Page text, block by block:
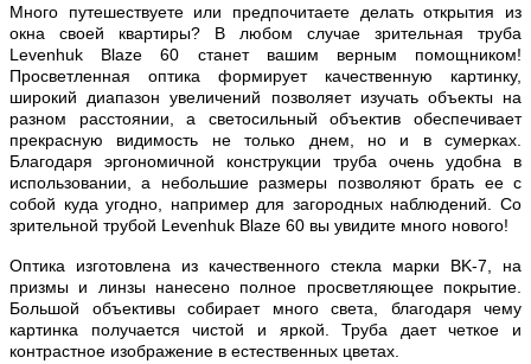
Много путешествуете или предпочитаете делать открытия из
окна своей квартиры? В любом случае зрительная труба
Levenhuk Blaze 60 станет вашим верным помощником!
Просветленная оптика формирует качественную картинку,
широкий диапазон увеличений позволяет изучать объекты на
разном расстоянии, а светосильный объектив обеспечивает
прекрасную видимость не только днем, но и в сумерках.
Благодаря эргономичной конструкции труба очень удобна в
использовании, а небольшие размеры позволяют брать ее с
собой куда угодно, например для загородных наблюдений. Со
зрительной трубой Levenhuk Blaze 60 вы увидите много нового!
Оптика изготовлена из качественного стекла марки BK-7, на
призмы и линзы нанесено полное просветляющее покрытие.
Большой объективы собирает много света, благодаря чему
картинка получается чистой и яркой. Труба дает четкое и
контрастное изображение в естественных цветах.